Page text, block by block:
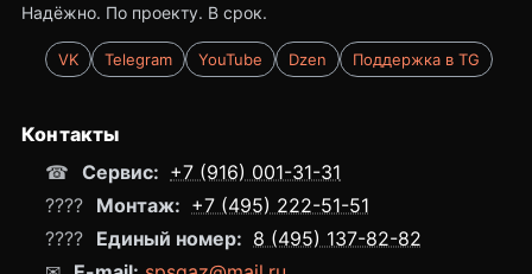
Надёжно. По проекту. В срок.
VK Telegram YouTube Dzen Поддержка в TG
Контакты
☎ Сервис: +7 (916) 001-31-31
???? Монтаж: +7 (495) 222-51-51
???? Единый номер: 8 (495) 137-82-82